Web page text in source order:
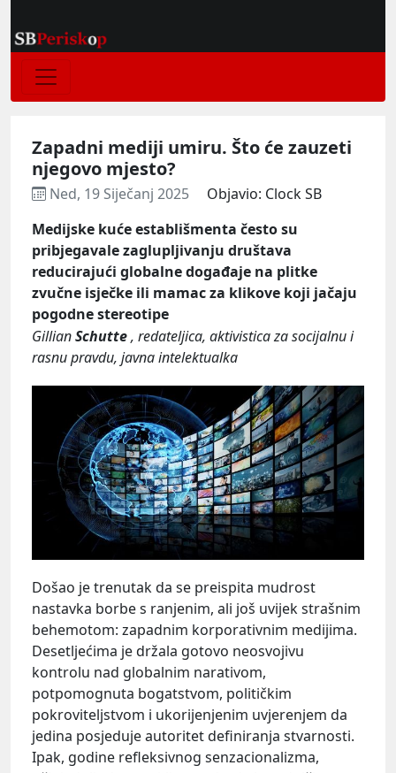
Zapadni mediji umiru. Što će zauzeti
njegovo mjesto?
Ned, 19 Siječanj 2025
Objavio: Clock SB
Medijske kuće establišmenta često su
pribjegavale zaglupljivanju društava
reducirajući globalne događaje na plitke
zvučne isječke ili mamac za klikove koji jačaju
pogodne stereotipe
GillianSchutte, redateljica, aktivistica za socijalnu i
rasnu pravdu, javna intelektualka
Došao je trenutak da se preispita mudrost
nastavka borbe s ranjenim, ali još uvijek strašnim
behemotom: zapadnim korporativnim medijima.
Desetljećima je držala gotovo neosvojivu
kontrolu nad globalnim narativom,
potpomognuta bogatstvom, političkim
pokroviteljstvom i ukorijenjenim uvjerenjem da
jedina posjeduje autoritet definiranja stvarnosti.
Ipak, godine refleksivnog senzacionalizma,